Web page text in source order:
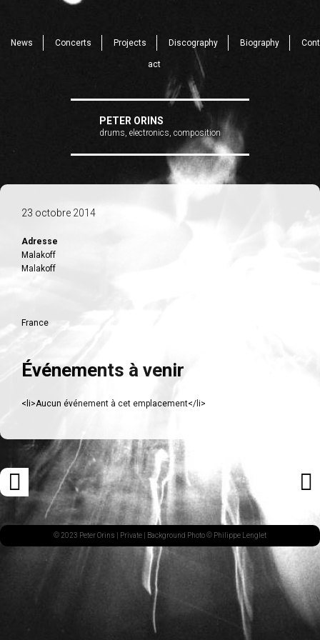
News Concerts Projects Discography Biography Cont
act
PETER ORINS
drums, electronics, composition
23 octobre 2014
Adresse
Malakoff
Malakoff
France
Événements à venir
<li>Aucun événement à cet emplacement</li>
Navigation
des
articles
ARTICLE
PRÉCÉDENT© 2023 Peter Orins | Private | Background Photo © Philippe Lenglet